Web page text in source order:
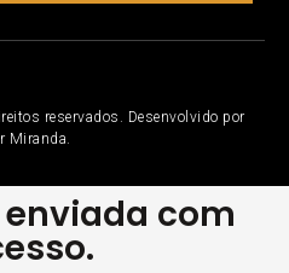
reservados. Desenvolvido por
Miranda.
com